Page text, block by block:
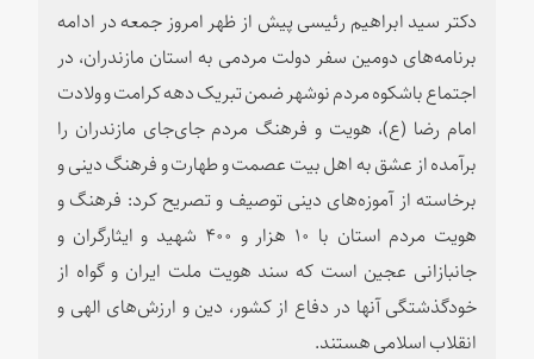
دکتر سید ابراهیم رئیسی پیش از ظهر امروز جمعه در ادامه
برنامه‌های دومین سفر دولت مردمی به استان مازندران، در
اجتماع باشکوه مردم نوشهر ضمن تبریک دهه کرامت و ولادت
امام رضا (ع)، هویت و فرهنگ مردم جای‌جای مازندران را
برآمده از عشق به اهل بیت عصمت و طهارت و فرهنگ دینی و
برخاسته از آموزه‌های دینی توصیف و تصریح کرد: فرهنگ و
هویت مردم استان با ۱۰ هزار و ۴۰۰ شهید و ایثارگران و
جانبازانی عجین است که سند هویت ملت ایران و گواه از
خودگذشتگی آنها در دفاع از کشور، دین و ارزش‌های الهی و
انقلاب اسلامی هستند.